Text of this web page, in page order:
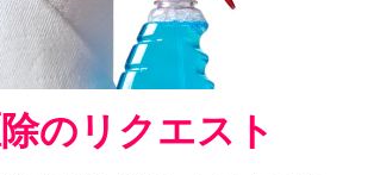
のリクエスト